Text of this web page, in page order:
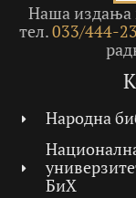
Наша издања
тел.033/444-
Народна
БиХ